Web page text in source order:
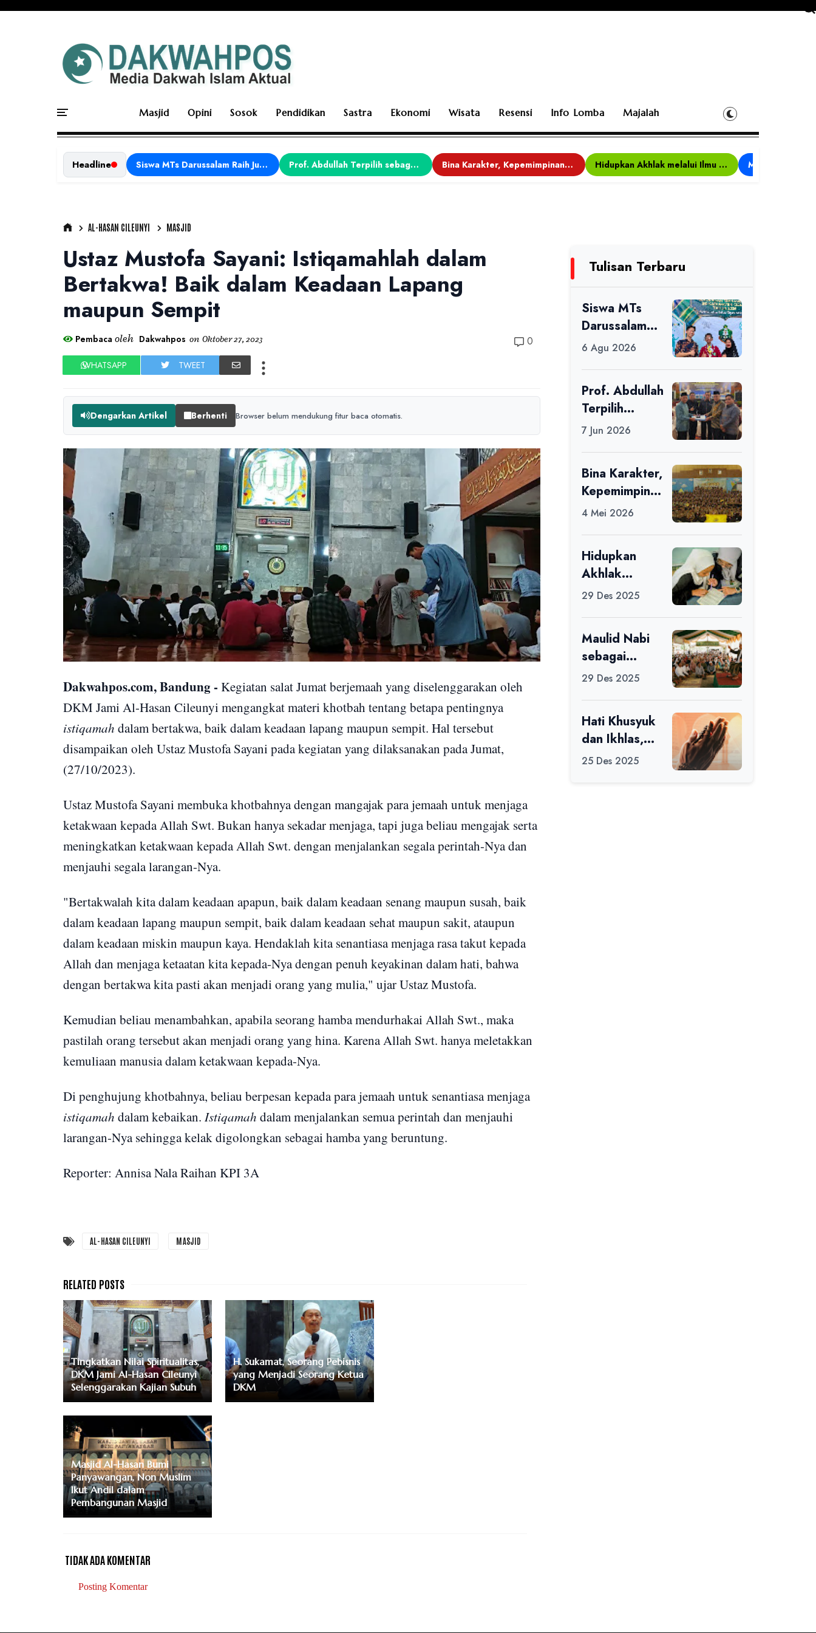
Masjid Opini Sosok Pendidikan Sastra Ekonomi Wisata Resensi Info Lomba Majalah
Headline Siswa MTs Darussalam Raih Juara 1 dalam Porseni Tingkat Kabupaten Ciamis Tahun 2026 Prof. Abdullah Terpilih sebagai Ketua APDII Periode 2026–2030 Bina Karakter, Kepemimpinan, dan Kemandirian, 117 Peserta Ikuti Alfaro Camp di MAN 1 Darussalam Ciamis Hidupkan Akhlak melalui Ilmu yang Diamalkan
AL-HASAN CILEUNYI MASJID
Ustaz Mustofa Sayani: Istiqamahlah dalam
Bertakwa! Baik dalam Keadaan Lapang
maupun Sempit
Pembaca oleh Dakwahpos on Oktober 27, 2023 0
WHATSAPP TWEET
Dengarkan Artikel Berhenti Browser belum mendukung fitur baca otomatis.
Dakwahpos.com, Bandung - Kegiatan salat Jumat berjemaah yang diselenggarakan oleh
DKM Jami Al-Hasan Cileunyi mengangkat materi khotbah tentang betapa pentingnya
istiqamah dalam bertakwa, baik dalam keadaan lapang maupun sempit. Hal tersebut
disampaikan oleh Ustaz Mustofa Sayani pada kegiatan yang dilaksanakan pada Jumat,
(27/10/2023).
Ustaz Mustofa Sayani membuka khotbahnya dengan mangajak para jemaah untuk menjaga
ketakwaan kepada Allah Swt. Bukan hanya sekadar menjaga, tapi juga beliau mengajak serta
meningkatkan ketakwaan kepada Allah Swt. dengan menjalankan segala perintah-Nya dan
menjauhi segala larangan-Nya.
"Bertakwalah kita dalam keadaan apapun, baik dalam keadaan senang maupun susah, baik
dalam keadaan lapang maupun sempit, baik dalam keadaan sehat maupun sakit, ataupun
dalam keadaan miskin maupun kaya. Hendaklah kita senantiasa menjaga rasa takut kepada
Allah dan menjaga ketaatan kita kepada-Nya dengan penuh keyakinan dalam hati, bahwa
dengan bertakwa kita pasti akan menjadi orang yang mulia," ujar Ustaz Mustofa.
Kemudian beliau menambahkan, apabila seorang hamba mendurhakai Allah Swt., maka
pastilah orang tersebut akan menjadi orang yang hina. Karena Allah Swt. hanya meletakkan
kemuliaan manusia dalam ketakwaan kepada-Nya.
Di penghujung khotbahnya, beliau berpesan kepada para jemaah untuk senantiasa menjaga
istiqamah dalam kebaikan. Istiqamah dalam menjalankan semua perintah dan menjauhi
larangan-Nya sehingga kelak digolongkan sebagai hamba yang beruntung.
Reporter: Annisa Nala Raihan KPI 3A
AL-HASAN CILEUNYI MASJID
Tingkatkan Nilai Spiritualitas,
DKM Jami Al-Hasan Cileunyi
Selenggarakan Kajian Subuh
H. Sukamat, Seorang Pebisnis
yang Menjadi Seorang Ketua
DKM
Masjid Al-Hasan Bumi
Panyawangan, Non Muslim
Ikut Andil dalam
Pembangunan Masjid
TIDAK ADA KOMENTAR
Posting Komentar
Tulisan Terbaru
Siswa MTs
Darussalam
Raih Juara 1
Kabupaten
Ciamis Tahun
2026
6 Agu 2026
Prof. Abdullah
Terpilih
sebagai Ketua
7 Jun 2026
Bina Karakter,
Kepemimpinan
, dan
Ikuti Alfaro
Camp di MAN
1 Darussalam
Ciamis
4 Mei 2026
Hidupkan
Akhlak
melalui Ilmu
29 Des 2025
Maulid Nabi
sebagai
Momentum
29 Des 2025
Hati Khusyuk
dan Ikhlas,
Jadi Esensi
25 Des 2025